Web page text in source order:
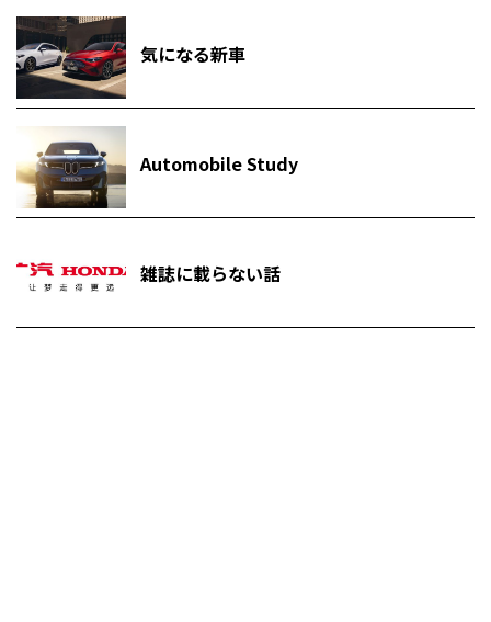
気になる新車
Automobile Study
雑誌に載らない話